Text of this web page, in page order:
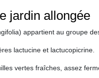
jardin allongée
appartient au groupe
lactucine et lactucopicrine.
vertes fraîches, assez